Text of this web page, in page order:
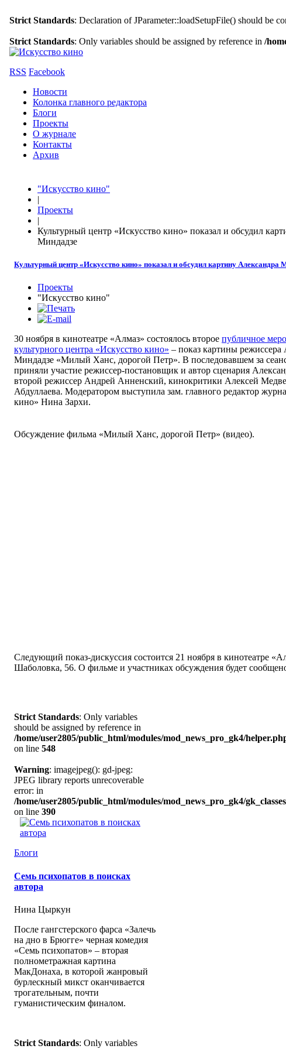
Strict Standards: Declaration of JParameter::loadSetupFile() should be
Strict Standards: Only variables should be assigned by reference in /
RSS Facebook
Новости
Колонка главного редактора
Блоги
Проекты
О журнале
Контакты
Архив
"Искусство кино"
|
Проекты
|
Культурный центр «Искусство кино» показал и обсудил
Миндадзе
Культурный центр «Искусство кино» показал и обсудил картину Александра
Проекты
"Искусство кино"
30 ноября в кинотеатре «Алмаз» состоялось второе публичное
культурного центра «Искусство кино» – показ картины режиссера
Миндадзе «Милый Ханс, дорогой Петр». В последовавшем за
приняли участие режиссер-постановщик и автор сценария
второй режиссер Андрей Анненский, кинокритики Алексей
Абдуллаева. Модератором выступила зам. главного редактор
кино» Нина Зархи.
Обсуждение фильма «Милый Ханс, дорогой Петр» (видео).
Следующий показ-дискуссия состоится 21 ноября в кинотеатре
Шаболовка, 56. О фильме и участниках обсуждения будет
Strict Standards: Only variables
should be assigned by reference in
/home/user2805/public_html/modules/mod_news_pro_gk4/
on line 548
Warning: imagejpeg(): gd-jpeg:
JPEG library reports unrecoverable
error: in
/home/user2805/public_html/modules/mod_news_pro_gk4/
on line 390
Блоги
Семь психопатов в поисках
автора
Нина Цыркун
После гангстерского фарса «Залечь
на дно в Брюгге» черная комедия
«Семь психопатов» – вторая
полнометражная картина
МакДонаха, в которой жанровый
бурлескный микст оканчивается
трогательным, почти
гуманистическим финалом.
Strict Standards: Only variables